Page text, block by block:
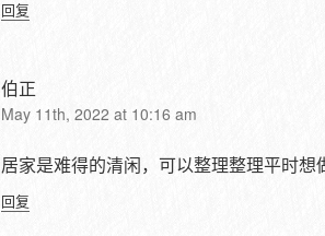
回复
伯正
May 11th, 2022 at 10:16 am
居家是难得的清闲，可以整理整理平时想
回复